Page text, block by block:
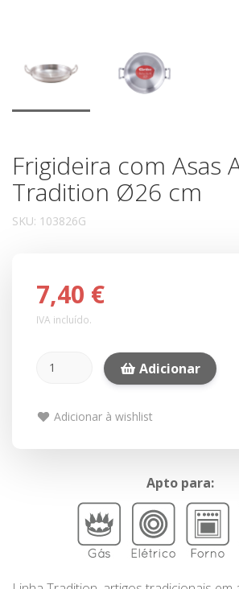
Frigideira com Asas
Tradition Ø26 cm
SKU: 103826G
7,40 €
IVA incluído.
Adicionar
Adicionar à wishlist
Apto para: